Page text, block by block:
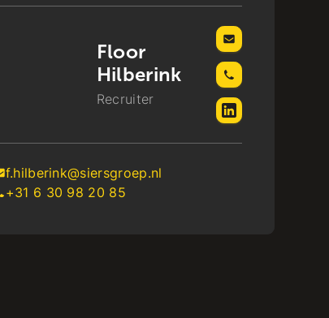
Floor
Hilberink
Recruiter
f.hilberink@siersgroep.nl
+31 6 30 98 20 85